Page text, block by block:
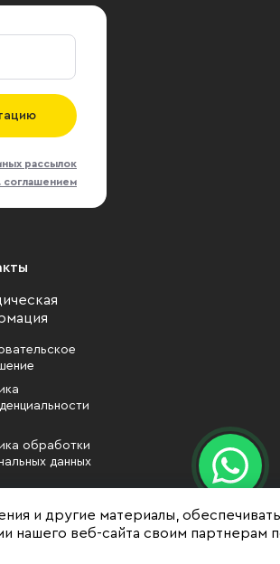
рассылок
соглашением
обработки
данных
и другие материалы, обеспечивать
нашего веб-сайта своим партнерам